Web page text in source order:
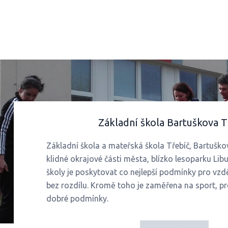
Základní škola Bartuškova
Základní škola a mateřská škola Třebíč,
klidné okrajové části města, blízko lesoparku
školy je poskytovat co nejlepší podmínky pro
bez rozdílu. Kromě toho je zaměřena na sport,
dobré podmínky.